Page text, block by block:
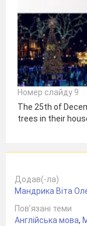
Номер слайду 9
The 25th of
trees in their
Додав(-ла)
Мандрика Віта
Пов’язані теми
Англійська мова,